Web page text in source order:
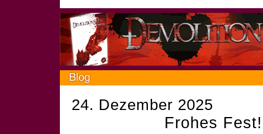
24. Dezember 2025
Frohes Fest!